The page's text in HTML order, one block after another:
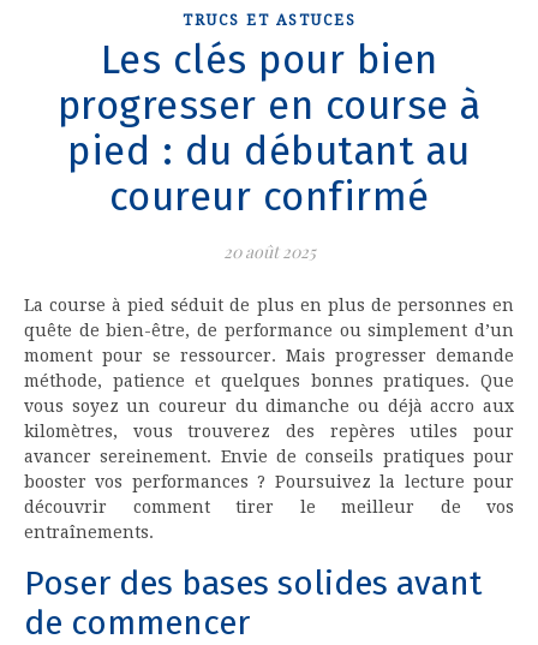
TRUCS ET ASTUCES
Les clés pour bien
progresser en course à
pied : du débutant au
coureur confirmé
20 août 2025
La course à pied séduit de plus en plus de personnes en
quête de bien-être, de performance ou simplement d’un
moment pour se ressourcer. Mais progresser demande
méthode, patience et quelques bonnes pratiques. Que
vous soyez un coureur du dimanche ou déjà accro aux
kilomètres, vous trouverez des repères utiles pour
avancer sereinement. Envie de conseils pratiques pour
booster vos performances ? Poursuivez la lecture pour
découvrir comment tirer le meilleur de vos
entraînements.
Poser des bases solides avant
de commencer